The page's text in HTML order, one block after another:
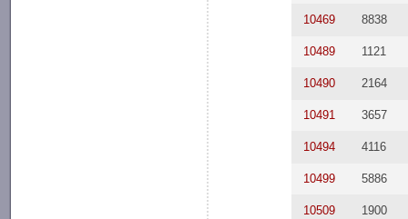
10469 8838
10489 1121
10490 2164
10491 3657
10494 4116
10499 5886
10509 1900